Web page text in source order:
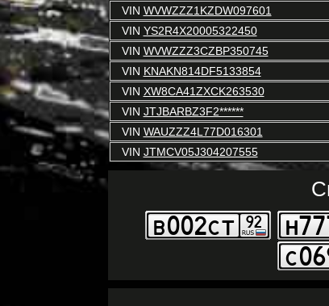
VIN WVWZZZ1KZDW097601
VIN YS2R4X20005322450
VIN WVWZZZ3CZBP350745
VIN KNAKN814DF5133854
VIN XW8CA41ZXCK263530
VIN JTJBARBZ3F2******
VIN WAUZZZ4L77D016301
VIN JTMCV05J304207555